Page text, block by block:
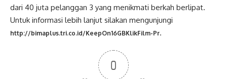
dari 40 juta pelanggan 3 yang menikmati berkah berlipat.
Untuk informasi lebih lanjut silakan mengunjungi
http://bimaplus.tri.co.id/KeepOn16GBKlikFilm-Pr.
0